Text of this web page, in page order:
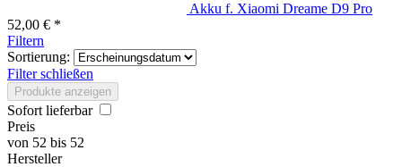
Akku f. Xiaomi Dreame D9 Pro
52,00 € *
Filtern
Sortierung:
Filter schließen
Produkte anzeigen
Sofort lieferbar
Preis
von 52 bis 52
Hersteller